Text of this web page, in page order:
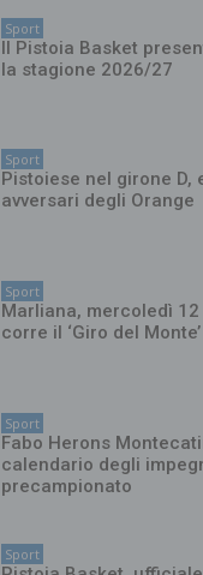
Sport
Il Pistoia Basket
la stagione 2026/27
Sport
Pistoiese nel girone D,
avversari degli Orange
Sport
Marliana, mercoledì
corre il ‘Giro del Monte’
Sport
Fabo Herons
calendario degli
precampionato
Sport